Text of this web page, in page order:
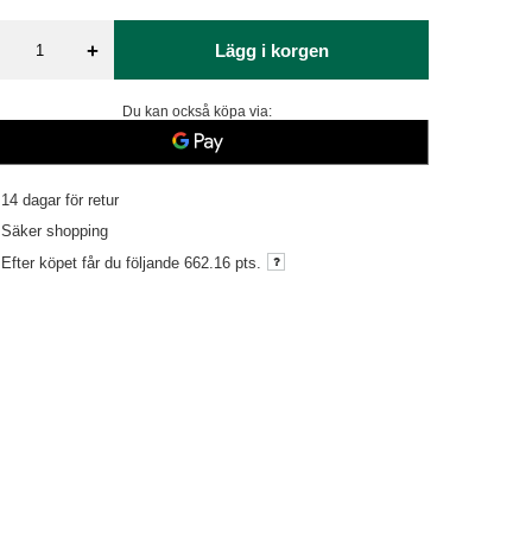
+ Lägg i korgen
Du kan också köpa via:
14 dagar för retur
Säker shopping
Efter köpet får du följande662.16 pts.